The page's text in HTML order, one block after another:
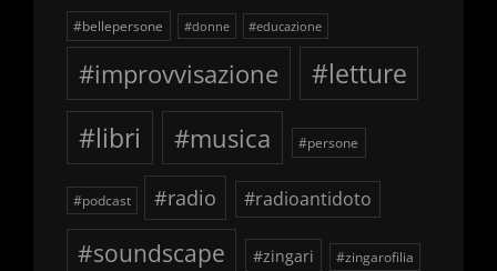
#bellepersone #donne #educazione
#improvvisazione
#letture
#libri
#musica #persone
#podcast #radio #radioantidoto
#soundscape #zingari #zingarofilia